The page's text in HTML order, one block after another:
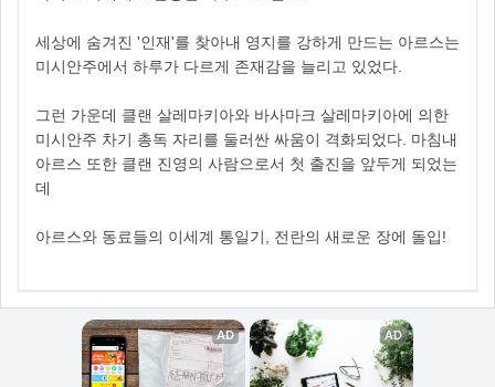
세상에 숨겨진 '인재'를 찾아내 영지를 강하게 만드는 아르스는
미시안주에서 하루가 다르게 존재감을 늘리고 있었다.
그런 가운데 클랜 살레마키아와 바사마크 살레마키아에 의한
미시안주 차기 총독 자리를 둘러싼 싸움이 격화되었다. 마침내
아르스 또한 클랜 진영의 사람으로서 첫 출진을 앞두게 되었는
데
아르스와 동료들의 이세계 통일기, 전란의 새로운 장에 돌입!